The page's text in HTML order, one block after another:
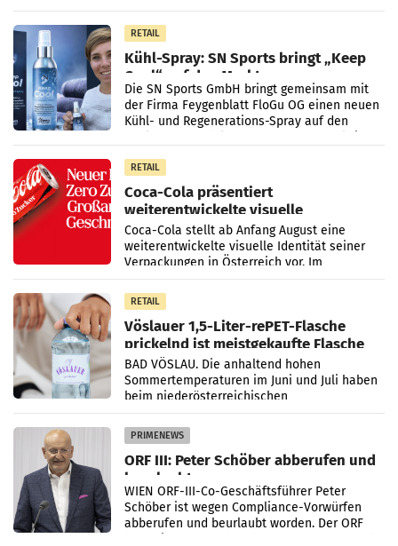
RETAIL
Kühl-Spray: SN Sports bringt „Keep
Cool“ auf den Markt
Die SN Sports GmbH bringt gemeinsam mit
der Firma Feygenblatt FloGu OG einen neuen
Kühl- und Regenerations-Spray auf den
RETAIL
Coca-Cola präsentiert
weiterentwickelte visuelle
Markenidentität
Coca-Cola stellt ab Anfang August eine
weiterentwickelte visuelle Identität seiner
Verpackungen in Österreich vor. Im
Mittelpunkt des Redesigns stehen zentrale
Gestaltungselemente
RETAIL
Vöslauer 1,5-Liter-rePET-Flasche
prickelnd ist meistgekaufte Flasche
Österreichs
BAD VÖSLAU. Die anhaltend hohen
Sommertemperaturen im Juni und Juli haben
beim niederösterreichischen
Getränkehersteller Vöslauer zu deutlichen
Absatzzuwächsen geführt. Während
PRIMENEWS
ORF III: Peter Schöber abberufen und
beurlaubt
WIEN ORF-III-Co-Geschäftsführer Peter
Schöber ist wegen Compliance-Vorwürfen
abberufen und beurlaubt worden. Der ORF